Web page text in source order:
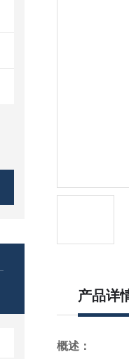
产品详
概述：